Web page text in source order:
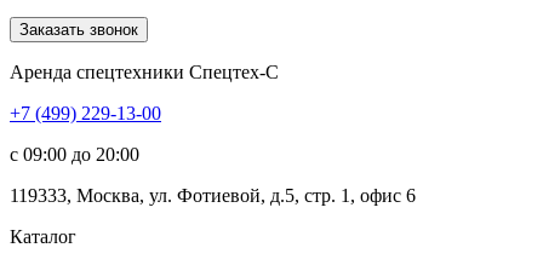
Аренда спецтехники Спецтех-С
+7 (499) 229-13-00
c 09:00 до 20:00
119333, Москва, ул. Фотиевой, д.5, стр. 1, офис 6
Каталог